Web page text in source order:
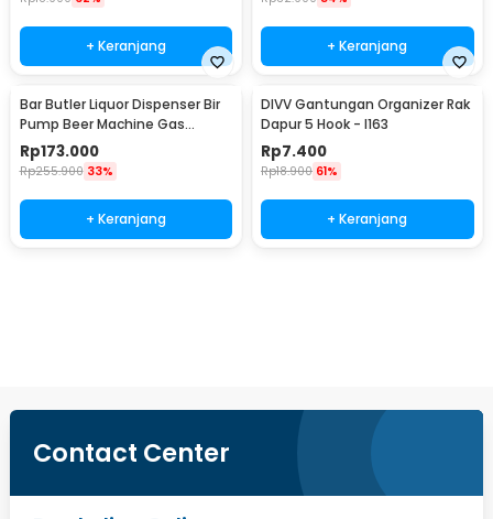
+ Keranjang + Keranjang
Bar Butler Liquor Dispenser Bir
Pump Beer Machine Gas
Station 900ml - P-36
Rp173.000
Rp255.900 33%
+ Keranjang
DIVV Gantungan Organizer Rak
Dapur 5 Hook - I163
Rp7.400
Rp18.900 61%
+ Keranjang
Contact Center